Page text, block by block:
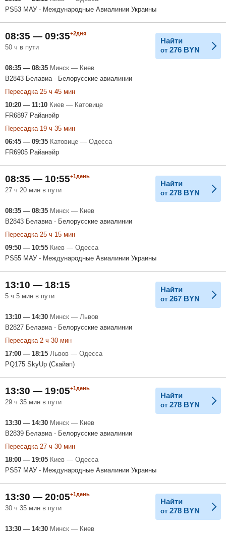
PS53 МАУ - Международные Авиалинии Украины
08:35 — 09:35+2дня
50 ч в пути
Найти
от 276 BYN
08:35 — 08:35 Минск — Киев
B2843 Белавиа - Белорусские авиалинии
Пересадка 25 ч 45 мин
10:20 — 11:10 Киев — Катовице
FR6897 Райанэйр
Пересадка 19 ч 35 мин
06:45 — 09:35 Катовице — Одесса
FR6905 Райанэйр
08:35 — 10:55+1день
27 ч 20 мин в пути
Найти
от 278 BYN
08:35 — 08:35 Минск — Киев
B2843 Белавиа - Белорусские авиалинии
Пересадка 25 ч 15 мин
09:50 — 10:55 Киев — Одесса
PS55 МАУ - Международные Авиалинии Украины
13:10 — 18:15
5 ч 5 мин в пути
Найти
от 267 BYN
13:10 — 14:30 Минск — Львов
B2827 Белавиа - Белорусские авиалинии
Пересадка 2 ч 30 мин
17:00 — 18:15 Львов — Одесса
PQ175 SkyUp (Скайап)
13:30 — 19:05+1день
29 ч 35 мин в пути
Найти
от 278 BYN
13:30 — 14:30 Минск — Киев
B2839 Белавиа - Белорусские авиалинии
Пересадка 27 ч 30 мин
18:00 — 19:05 Киев — Одесса
PS57 МАУ - Международные Авиалинии Украины
13:30 — 20:05+1день
30 ч 35 мин в пути
Найти
от 278 BYN
13:30 — 14:30 Минск — Киев